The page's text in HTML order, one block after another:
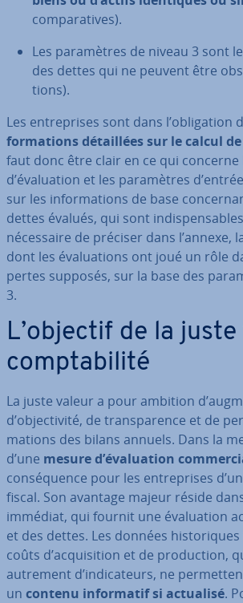
com­pa­ra­tives).
Les pa­ra­mètres de niveau 3 sont
des dettes qui ne peuvent être
tions).
Les en­tre­prises sont dans l’obli­ga­tion
for­ma­tions dé­tail­lées sur le calcul
faut donc être clair en ce qui concerne
d’éva­lua­tion et les pa­ra­mètres
sur les in­for­ma­tions de base
dettes évalués, qui sont
né­ces­saire de préciser dans l’annexe,
dont les éva­lua­tions ont joué un rôle
pertes supposés, sur la base des
3.
L’objectif de la
comp­ta­bi­lité
La juste valeur a pour ambition
d’ob­jec­ti­vité, de trans­pa­rence et de
ma­tions des bilans annuels. Dans la
d’une mesure d’éva­lua­tion
con­sé­quence pour les en­tre­prises
fiscal. Son avantage majeur réside
immédiat, qui fournit une éva­lua­tion
et des dettes. Les données
coûts d’ac­qui­si­tion et de pro­duc­tion,
autrement d’in­di­ca­teurs, ne
un contenu in­for­ma­tif si actualisé.